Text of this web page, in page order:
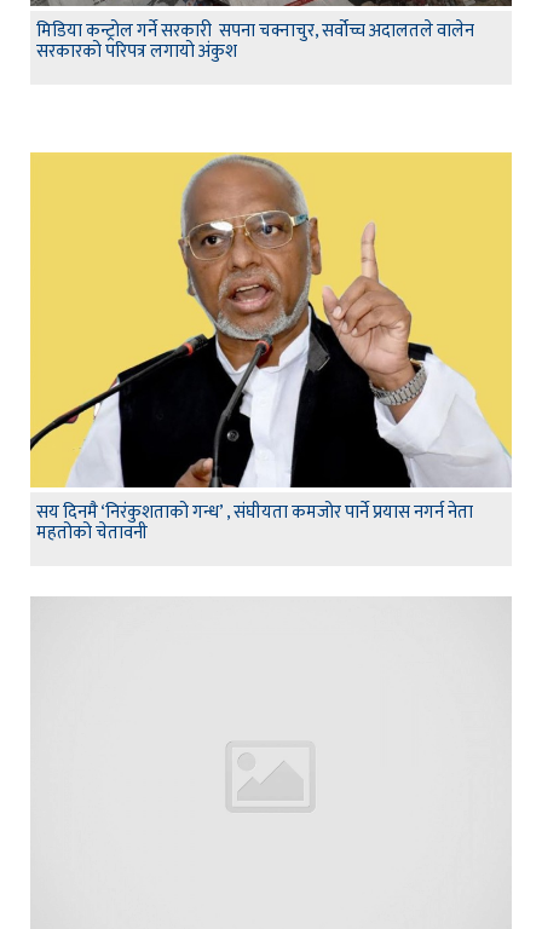
मिडिया कन्ट्रोल गर्ने सरकारी सपना चक्नाचुर, सर्वोच्च अदालतले वालेन
सरकारको परिपत्र लगायो अंकुश
सय दिनमै ‘निरंकुशताको गन्ध’ , संघीयता कमजोर पार्ने प्रयास नगर्न नेता
महतोको चेतावनी